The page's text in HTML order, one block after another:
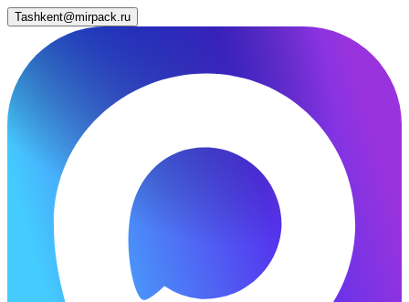
Tashkent@mirpack.ru